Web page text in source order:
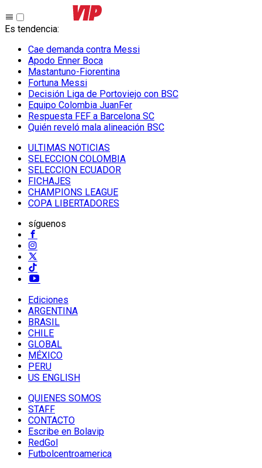
Es tendencia:
Cae demanda contra Messi
Apodo Enner Boca
Mastantuno-Fiorentina
Fortuna Messi
Decisión Liga de Portoviejo con BSC
Equipo Colombia JuanFer
Respuesta FEF a Barcelona SC
Quién reveló mala alineación BSC
ULTIMAS NOTICIAS
SELECCION COLOMBIA
SELECCION ECUADOR
FICHAJES
CHAMPIONS LEAGUE
COPA LIBERTADORES
síguenos
Ediciones
ARGENTINA
BRASIL
CHILE
GLOBAL
MÉXICO
PERU
US ENGLISH
QUIENES SOMOS
STAFF
CONTACTO
Escribe en Bolavip
RedGol
Futbolcentroamerica